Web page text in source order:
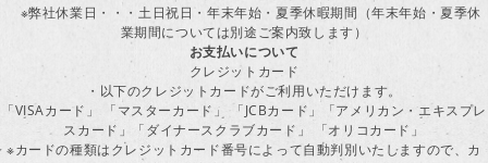
※弊社休業日・・・土日祝日・年末年始・夏季休暇期間（年末年始・夏季休
業期間については別途ご案内致します）
お支払いについて
クレジットカード
・以下のクレジットカードがご利用いただけます。
「VISAカード」 「マスターカード」 「JCBカード」「アメリカン・エキスプレ
スカード」「ダイナースクラブカード」 「オリコカード」
※カードの種類はクレジットカード番号によって自動判別いたしますので、カ